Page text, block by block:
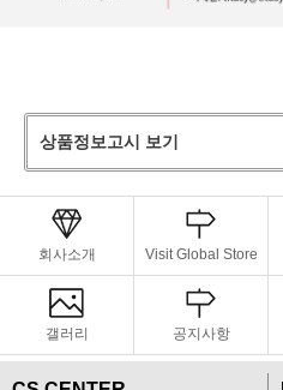
상품정보고시 보기
회사소개 Visit Global Store
갤러리 공지사항